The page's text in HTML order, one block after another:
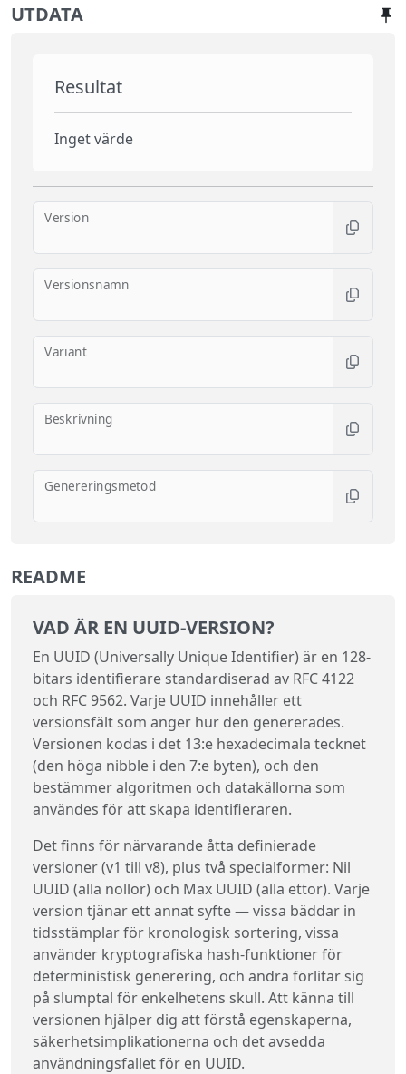
UTDATA
Resultat
Inget värde
Version
Versionsnamn
Variant
Beskrivning
Genereringsmetod
README
VAD ÄR EN UUID-VERSION?
En UUID (Universally Unique Identifier) är en 128-
bitars identifierare standardiserad av RFC 4122
och RFC 9562. Varje UUID innehåller ett
versionsfält som anger hur den genererades.
Versionen kodas i det 13:e hexadecimala tecknet
(den höga nibble i den 7:e byten), och den
bestämmer algoritmen och datakällorna som
användes för att skapa identifieraren.
Det finns för närvarande åtta definierade
versioner (v1 till v8), plus två specialformer: Nil
UUID (alla nollor) och Max UUID (alla ettor). Varje
version tjänar ett annat syfte — vissa bäddar in
tidsstämplar för kronologisk sortering, vissa
använder kryptografiska hash-funktioner för
deterministisk generering, och andra förlitar sig
på slumptal för enkelhetens skull. Att känna till
versionen hjälper dig att förstå egenskaperna,
säkerhetsimplikationerna och det avsedda
användningsfallet för en UUID.